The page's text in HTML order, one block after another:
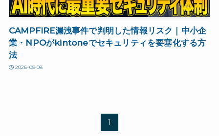
CAMPFIRE漏洩事件で判明した情報リスク｜中小企
業・NPOがkintoneでセキュリティを要塞化する方
法
2026-05-08
1